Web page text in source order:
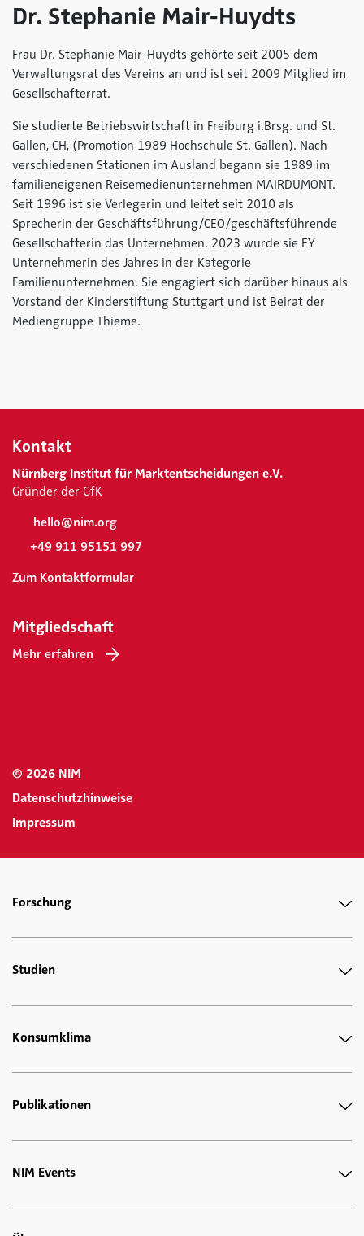
Dr. Stephanie Mair-Huydts
Frau Dr. Stephanie Mair-Huydts gehörte seit 2005 dem
Verwaltungsrat des Vereins an und ist seit 2009 Mitglied im
Gesellschafterrat.
Sie studierte Betriebswirtschaft in Freiburg i.Brsg. und St.
Gallen, CH, (Promotion 1989 Hochschule St. Gallen). Nach
verschiedenen Stationen im Ausland begann sie 1989 im
familieneigenen Reisemedienunternehmen MAIRDUMONT.
Seit 1996 ist sie Verlegerin und leitet seit 2010 als
Sprecherin der Geschäftsführung/CEO/geschäftsführende
Gesellschafterin das Unternehmen. 2023 wurde sie EY
Unternehmerin des Jahres in der Kategorie
Familienunternehmen. Sie engagiert sich darüber hinaus als
Vorstand der Kinderstiftung Stuttgart und ist Beirat der
Mediengruppe Thieme.
Kontakt
Nürnberg Institut für Marktentscheidungen e.V.
Gründer der GfK
hello@nim.org
+49 911 95151 997
Zum Kontaktformular
Mitgliedschaft
Mehr erfahren
© 2026 NIM
Datenschutzhinweise
Impressum
Forschung
Studien
Konsumklima
Publikationen
NIM Events